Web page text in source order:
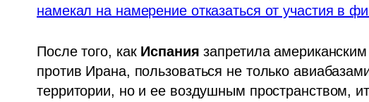
намекал на намерение отказаться от участия в
После того, как Испания запретила
против Ирана, пользоваться не только
территории, но и ее воздушным пространством,